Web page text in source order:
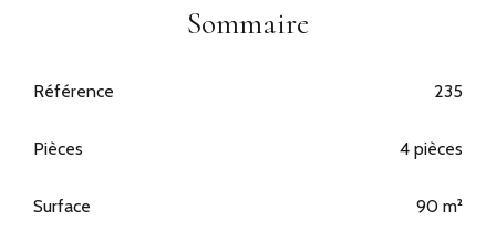
Sommaire
Référence 235
Pièces 4 pièces
Surface 90 m²